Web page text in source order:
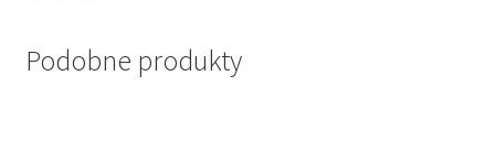
Podobne produkty